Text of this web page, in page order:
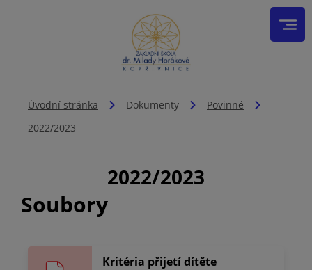
Úvodní stránka Dokumenty
Povinné
2022/2023
2022/2023
Soubory
Kritéria přijetí dítěte